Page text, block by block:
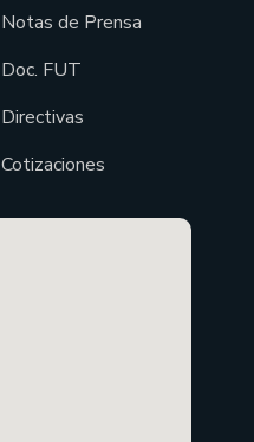
Notas de Prensa
Doc. FUT
Directivas
Cotizaciones